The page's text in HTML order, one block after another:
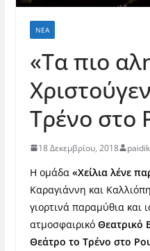
ΝΈΑ
«Τα πιο
Τρένο στο
18 Δεκεμβρίου, 2018
Η ομάδα «Χείλια λένε
Καραγιάννη και
γιορτινά παραμύθια και
ατμοσφαιρικό Θεατρικό
Θεάτρο το Τρένο στο